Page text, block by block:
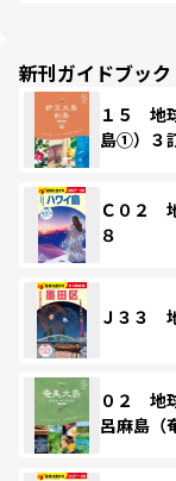
新刊ガイドブック
１５ 地
島①）３
Ｃ０２
８
Ｊ３３
０２ 地
呂麻島（